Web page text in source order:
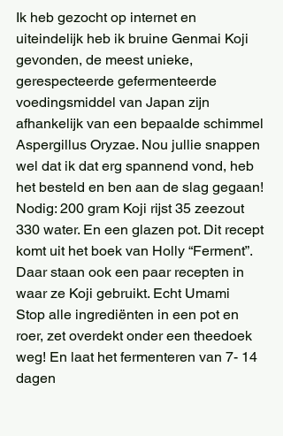
Ik heb gezocht op internet en
uiteindelijk heb ik bruine Genmai Koji
gevonden, de meest unieke,
gerespecteerde gefermenteerde
voedingsmiddel van Japan zijn
afhankelijk van een bepaalde schimmel
Aspergillus Oryzae. Nou jullie snappen
wel dat ik dat erg spannend vond, heb
het besteld en ben aan de slag gegaan!
Nodig: 200 gram Koji rijst 35 zeezout
330 water. En een glazen pot. Dit recept
komt uit het boek van Holly “Ferment”.
Daar staan ook een paar recepten in
waar ze Koji gebruikt. Echt Umami
Stop alle ingrediënten in een pot en
roer, zet overdekt onder een theedoek
weg! En laat het fermenteren van 7- 14
dagen